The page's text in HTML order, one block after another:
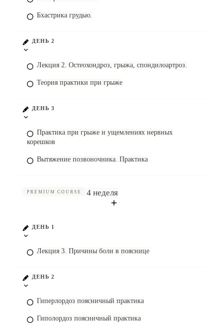
Бхастрика грудью.
ДЕНЬ 2
Лекция 2. Остеохондроз, грыжа, спондилоартроз.
Теория практики при грыже
ДЕНЬ 3
Практика при грыже и ущемлениях нервных
корешков
Вытяжение позвоночника. Практика
PREMIUM COURSE 4 неделя
ДЕНЬ 1
Лекция 3. Причины боли в пояснице
ДЕНЬ 2
Гиперлордоз поясничный практика
Гиполордоз поясничный практика